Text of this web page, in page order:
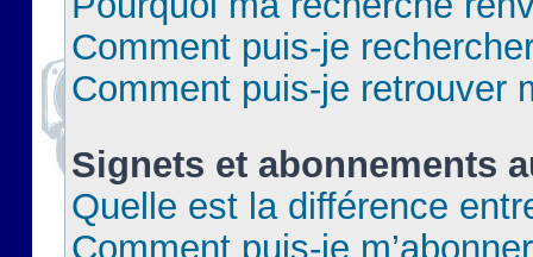
Comment puis-je
Comment puis-je retrouver
Signets et abonnements
Quelle est la différence
Comment puis-je